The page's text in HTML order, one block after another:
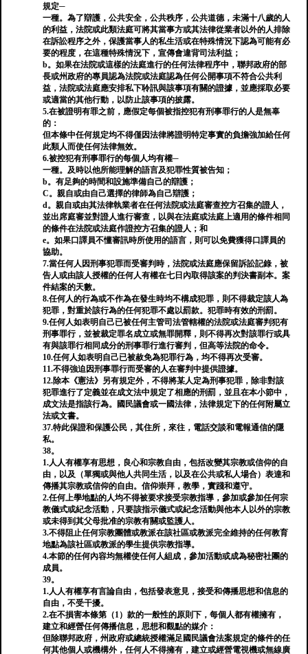
規定─
一種。為了辯護，公共安全，公共秩序，公共道德，未滿十八歲的人
的利益，法院或此類法庭可將其當事方或其法律從業者以外的人排除
在訴訟程序之外，保護當事人的私生活或在特殊情況下認為可能有必
要的程度，在這種特殊情況下，宣傳會違背司法利益；
b。如果在法院或這樣的法庭進行的任何法律程序中，聯邦政府的部
長或州政府的專員認為法院或法庭認為任何公開事項不符合公共利
益，法院或法庭應安排私下聆訊與該事項有關的證據，並應採取必要
或適當的其他行動，以防止該事項的披露。
5.在被證明有罪之前，應假定每個被指控犯有刑事罪行的人是無辜
的：
但本條中任何規定均不得僅因法律將證明特定事實的負擔強加給任何
此類人而使任何法律無效。
6.被控犯有刑事罪行的每個人均有權─
一種。及時以他所能理解的語言及犯罪性質被告知；
b。有足夠的時間和設施準備自己的辯護；
C。親自或由自己選擇的律師為自己辯護；
d。親自或由其法律執業者在任何法院或法庭審查控方召集的證人，
並出席庭審並對證人進行審查，以與在法庭或法庭上適用的條件相同
的條件在法院或法庭作證控方召集的證人；和
e。如果口譯員不懂審訊時所使用的語言，則可以免費獲得口譯員的
協助。
7.當任何人因刑事犯罪而受審判時，法院或法庭應保留訴訟記錄，被
告人或由該人授權的任何人有權在七日內取得該案的判決書副本。案
件結案的天數。
8.任何人的行為或不作為在發生時均不構成犯罪，則不得裁定該人為
犯罪，對重於該行為的任何犯罪不處以罰款。犯罪時有效的刑罰。
9.任何人如表明自己已被任何主管司法管轄權的法院或法庭審判犯有
刑事罪行，並被裁定罪名成立或無罪開釋，則不得再次對該罪行或具
有與該罪行相同成分的刑事罪行進行審判，但高等法院的命令。
10.任何人如表明自己已被赦免為犯罪行為，均不得再次受審。
11.不得強迫因刑事罪行而受審的人在審判中提供證據。
12.除本《憲法》另有規定外，不得將某人定為刑事犯罪，除非對該
犯罪進行了定義並在成文法中規定了相應的刑罰，並且在本小節中，
成文法是指該行為。國民議會或一國法律，法律規定下的任何附屬立
法或文書。
37.特此保證和保護公民，其住所，來往，電話交談和電報通信的隱
私。
38。
1.人人有權享有思想，良心和宗教自由，包括改變其宗教或信仰的自
由，以及（單獨或與他人共同生活，以及在公共或私人場合）表達和
傳播其宗教或信仰的自由。信仰崇拜，教學，實踐和遵守。
2.任何上學地點的人均不得被要求接受宗教指導，參加或參加任何宗
教儀式或紀念活動，只要該指示儀式或紀念活動與他本人以外的宗教
或未得到其父母批准的宗教有關或監護人。
3.不得阻止任何宗教團體或教派在該社區或教派完全維持的任何教育
地點為該社區或教派的學生提供宗教指導。
4.本節的任何內容均無權使任何人組成，參加活動或成為秘密社團的
成員。
39。
1.人人有權享有言論自由，包括發表意見，接受和傳播思想和信息的
自由，不受干擾。
2.在不損害本條第（1）款的一般性的原則下，每個人都有權擁有，
建立和經營任何傳播信息，思想和觀點的媒介：
但除聯邦政府，州政府或總統授權滿足國民議會法案規定的條件的任
何其他個人或機構外，任何人不得擁有，建立或經營電視機或無線廣